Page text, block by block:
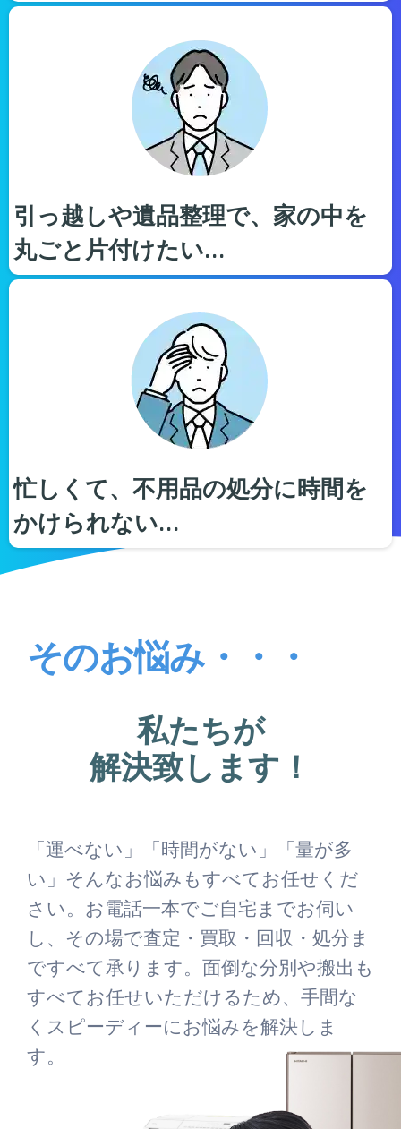
引っ越しや遺品整理で、家の中を
丸ごと片付けたい…
忙しくて、不用品の処分に時間を
かけられない…
そのお悩み・・・
私たちが
解決致します！
「運べない」「時間がない」「量が多
い」そんなお悩みもすべてお任せくだ
さい。お電話一本でご自宅までお伺い
し、その場で査定・買取・回収・処分ま
ですべて承ります。面倒な分別や搬出も
すべてお任せいただけるため、手間な
くスピーディーにお悩みを解決しま
す。